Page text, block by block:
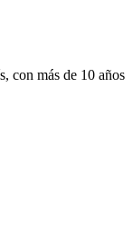
con más de 10 años